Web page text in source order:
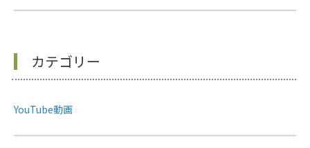
カテゴリー
YouTube動画